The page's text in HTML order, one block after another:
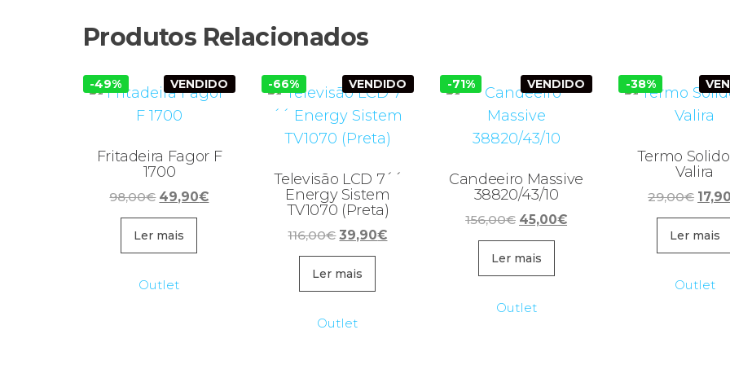
Produtos Relacionados
-49% VENDIDO
Fritadeira Fagor F
1700
98,00€ O
preço
original
era:
49,90€O
Ler mais
Outlet
-66% VENDIDO
Televisão LCD 7´´
Energy Sistem
TV1070 (Preta)
116,00€O
preço
original
era:
39,90€O
Ler mais
Outlet
-71% VENDIDO
Candeeiro Massive
38820/43/10
156,00€ O
preço
original
era:
45,00€O
Ler mais
Outlet
-38%
Termo Solido
Valira
29,00€ O
era:
Ler mais
Outlet